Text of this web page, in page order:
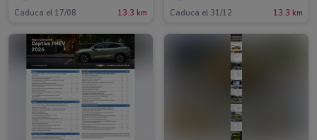
Caduca el 17/08 13.3 km Caduca el 31/12 13.3 km